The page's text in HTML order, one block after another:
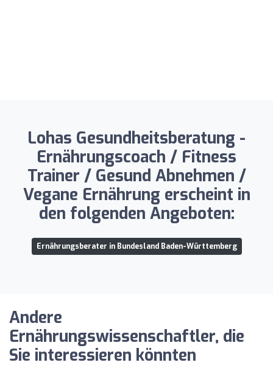
Lohas Gesundheitsberatung -
Ernährungscoach / Fitness
Trainer / Gesund Abnehmen /
Vegane Ernährung erscheint in
den folgenden Angeboten:
Ernährungsberater in Bundesland Baden-Württemberg
Andere
Ernährungswissenschaftler, die
Sie interessieren könnten